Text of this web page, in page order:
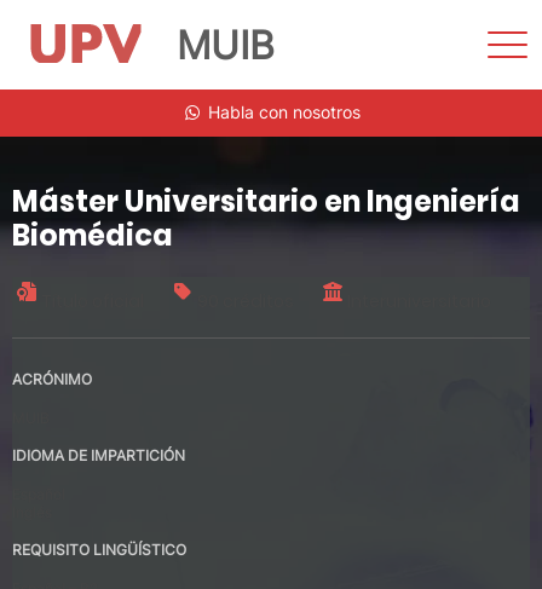
MUIB
Habla con nosotros
Máster Universitario en Ingeniería
Biomédica
ACRÓNIMO
IDIOMA DE IMPARTICIÓN
REQUISITO LINGÜÍSTICO